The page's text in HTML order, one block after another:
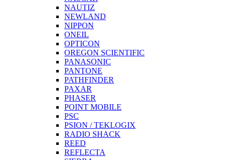
NAUTIZ
NEWLAND
NIPPON
ONEIL
OPTICON
OREGON SCIENTIFIC
PANASONIC
PANTONE
PATHFINDER
PAXAR
PHASER
POINT MOBILE
PSC
PSION / TEKLOGIX
RADIO SHACK
REED
REFLECTA